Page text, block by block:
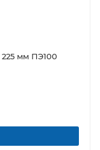
мм ПЭ100